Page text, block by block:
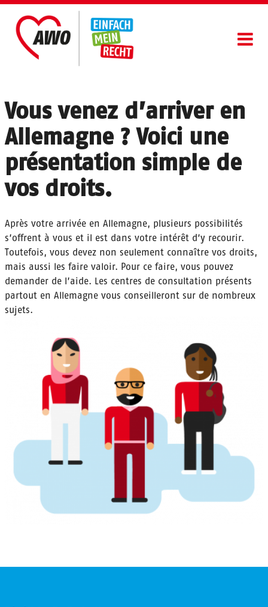
Aller
contenu
principal
navigation
Conseils
Rester
Français
Vous venez d’arriver en
Allemagne ? Voici une
présentation simple de
vos droits.
Après votre arrivée en Allemagne, plusieurs possibilités
s’offrent à vous et il est dans votre intérêt d’y recourir.
Toutefois, vous devez non seulement connaître vos droits,
mais aussi les faire valoir. Pour ce faire, vous pouvez
demander de l’aide. Les centres de consultation présents
partout en Allemagne vous conseilleront sur de nombreux
sujets.